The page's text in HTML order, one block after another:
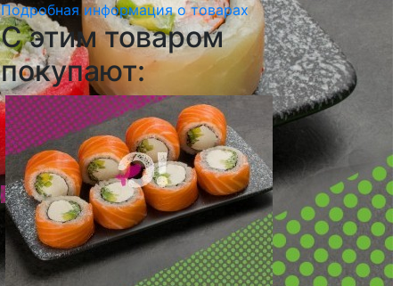
Подробная информация о товарах
C этим товаром
покупают: